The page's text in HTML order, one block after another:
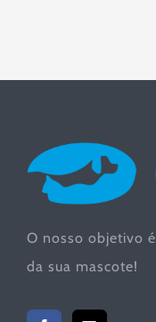
O nosso objetivo
da sua mascote!